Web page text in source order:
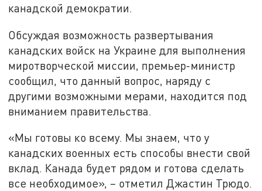
канадской демократии.
Обсуждая возможность развертывания
канадских войск на Украине для выполнения
миротворческой миссии, премьер-министр
сообщил, что данный вопрос, наряду с
другими возможными мерами, находится под
вниманием правительства.
«Мы готовы ко всему. Мы знаем, что у
канадских военных есть способы внести свой
вклад. Канада будет рядом и готова сделать
все необходимое», – отметил Джастин Трюдо.